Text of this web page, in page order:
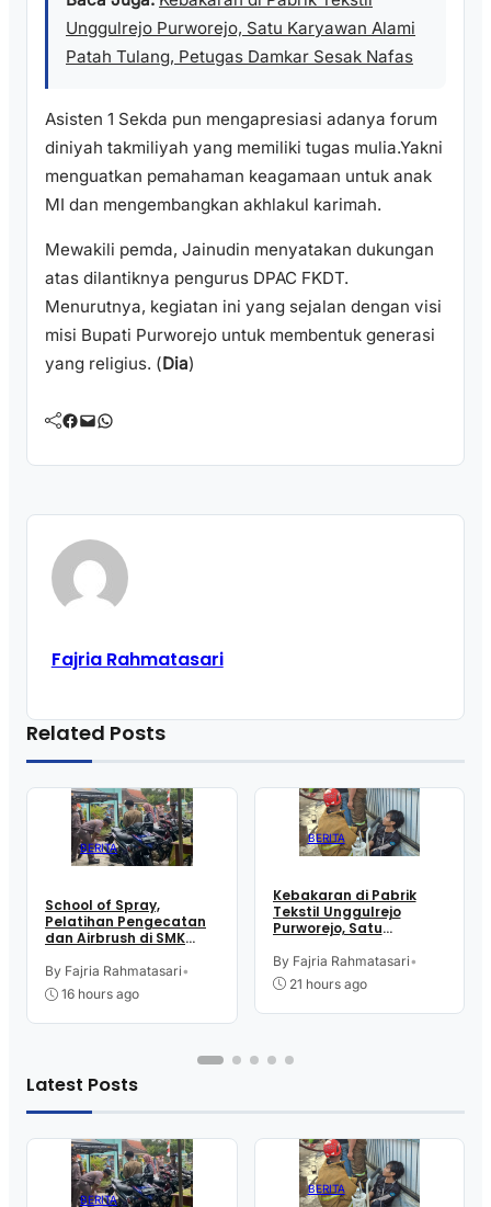
Unggulrejo Purworejo, Satu Karyawan Alami
Patah Tulang, Petugas Damkar Sesak Nafas
Asisten 1 Sekda pun mengapresiasi adanya forum
diniyah takmiliyah yang memiliki tugas mulia.Yakni
menguatkan pemahaman keagamaan untuk anak
MI dan mengembangkan akhlakul karimah.
Mewakili pemda, Jainudin menyatakan dukungan
atas dilantiknya pengurus DPAC FKDT.
Menurutnya, kegiatan ini yang sejalan dengan visi
misi Bupati Purworejo untuk membentuk generasi
yang religius. (Dia)
Facebook Mail WhatsApp
Fajria Rahmatasari
Related Posts
BERITA
School of Spray,
Pelatihan Pengecatan
dan Airbrush di SMK
Kutoarjo
By Fajria Rahmatasari•
16 hours ago
BERITA
Kebakaran di Pabrik
Tekstil Unggulrejo
Purworejo, Satu
Tulang, Petugas
Damkar Sesak Nafas
By Fajria Rahmatasari•
21 hours ago
Latest Posts
BERITA
BERITA